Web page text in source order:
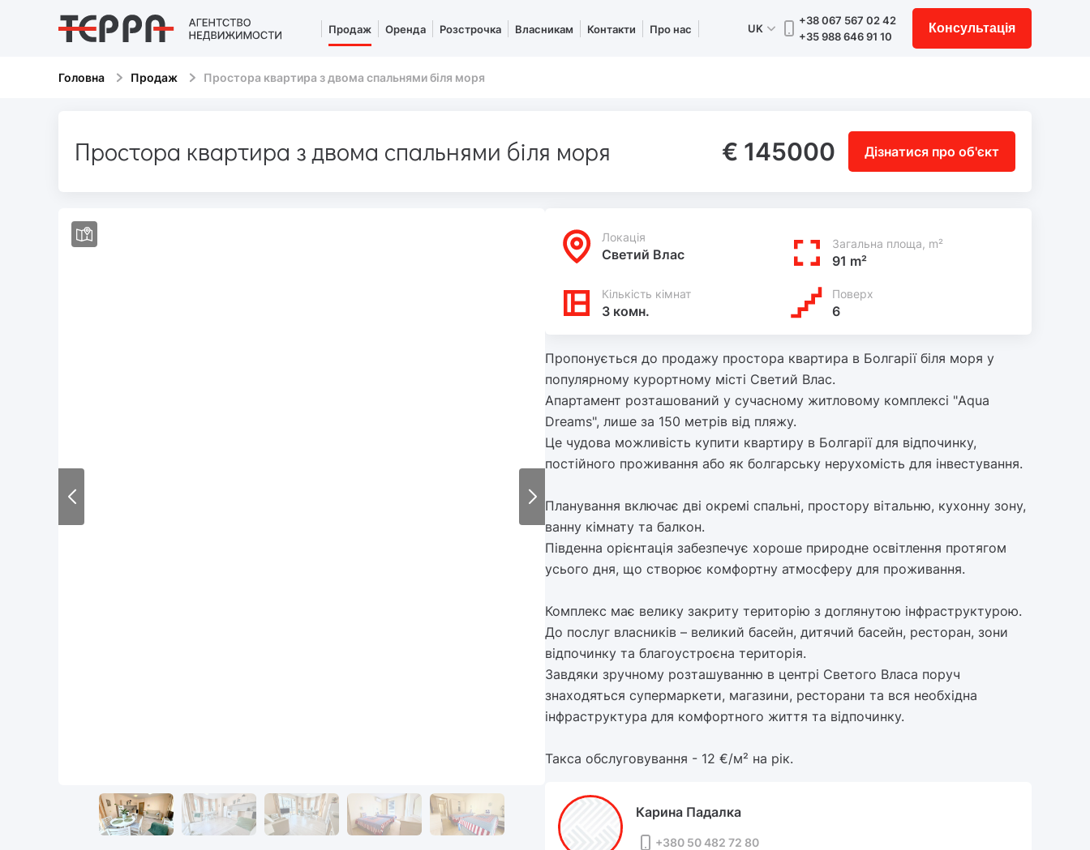
Продаж Оренда Розстрочка Власникам Контакти Про нас UK
+38 067 567 02 42
+35 988 646 91 10
Консультація
Головна Продаж Простора квартира з двома спальнями біля моря
Простора квартира з двома спальнями біля моря € 145000 Дізнатися про об'єкт
Локацiя
Светий Влас
Загальна площа, m²
91 m²
Кількість кімнат
3 комн.
Поверх
6
Пропонується до продажу простора квартира в Болгарії біля моря у
популярному курортному місті Светий Влас.
Апартамент розташований у сучасному житловому комплексі "Aqua
Dreams", лише за 150 метрів від пляжу.
Це чудова можливість купити квартиру в Болгарії для відпочинку,
постійного проживання або як болгарську нерухомість для інвестування.
Планування включає дві окремі спальні, простору вітальню, кухонну зону,
ванну кімнату та балкон.
Південна орієнтація забезпечує хороше природне освітлення протягом
усього дня, що створює комфортну атмосферу для проживання.
Комплекс має велику закриту територію з доглянутою інфраструктурою.
До послуг власників – великий басейн, дитячий басейн, ресторан, зони
відпочинку та благоустроєна територія.
Завдяки зручному розташуванню в центрі Светого Власа поруч
знаходяться супермаркети, магазини, ресторани та вся необхідна
інфраструктура для комфортного життя та відпочинку.
Такса обслуговування - 12 €/м² на рік.
Карина Падалка
+380 50 482 72 80